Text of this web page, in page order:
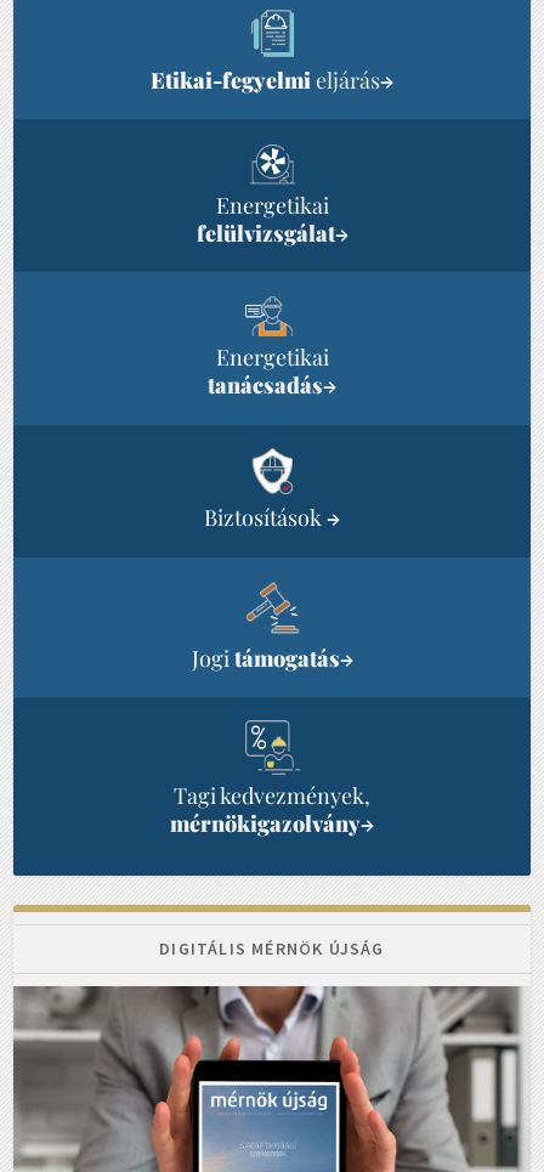
Etikai-fegyelmieljárás→
Energetikai
felülvizsgálat→
Energetikai
tanácsadás→
Biztosítások→
Jogitámogatás→
Tagi kedvezmények,
mérnökigazolvány→
DIGITÁLIS MÉRNÖK ÚJSÁG